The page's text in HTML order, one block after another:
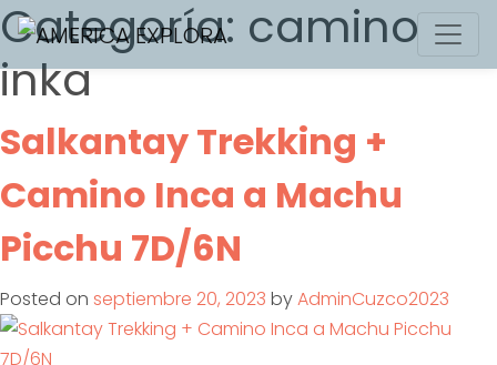
Skip
to
content
Categoría: camino
inka
Salkantay Trekking +
Camino Inca a Machu
Picchu 7D/6N
Posted on septiembre 20, 2023 byAdminCuzco2023